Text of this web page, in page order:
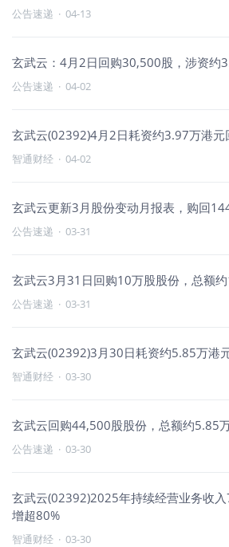
公告速递 · 04-13
玄武云：4月2日回购30,500股，涉资约
公告速递 · 04-02
玄武云(02392)4月2日耗资约3.97万港元
智通财经 · 04-02
玄武云更新3月股份变动月报表，购回
公告速递 · 03-31
玄武云3月31日回购10万股股份，总额
公告速递 · 03-31
玄武云(02392)3月30日耗资约5.85万港
智通财经 · 03-30
玄武云回购44,500股股份，总额约5.85
公告速递 · 03-30
玄武云(02392)2025年持续经营业务收
增超80%
智通财经 · 03-30